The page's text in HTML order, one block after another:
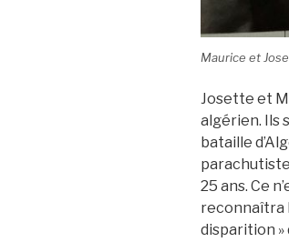
Maurice et
Josette et
algérien. Ils
bataille
25 ans. Ce
reconnaîtra
disparition »